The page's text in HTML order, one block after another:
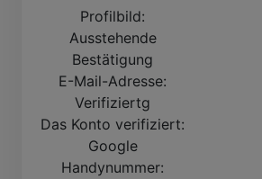
Profilbild:
Ausstehende
Bestätigung
E-Mail-Adresse:
Verifiziertg
Das Konto verifiziert:
Google
Handynummer: